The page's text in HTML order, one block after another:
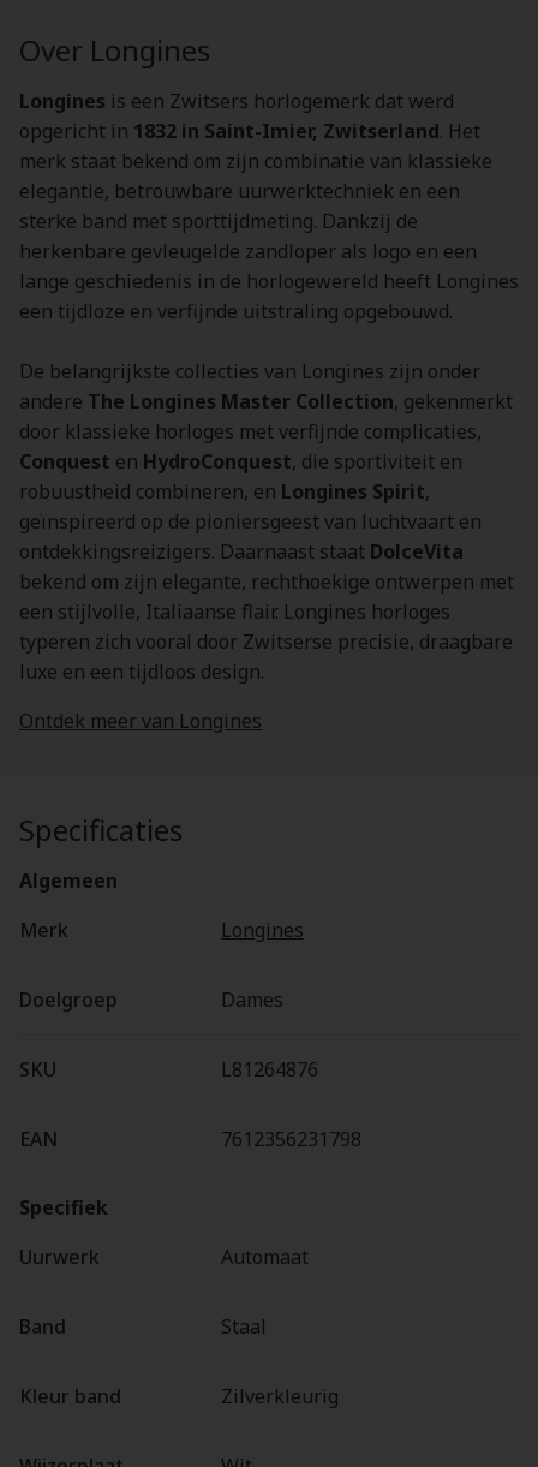
Over Longines
Longines is een Zwitsers horlogemerk dat werd
opgericht in 1832 in Saint-Imier, Zwitserland. Het
merk staat bekend om zijn combinatie van klassieke
elegantie, betrouwbare uurwerktechniek en een
sterke band met sporttijdmeting. Dankzij de
herkenbare gevleugelde zandloper als logo en een
lange geschiedenis in de horlogewereld heeft Longines
een tijdloze en verfijnde uitstraling opgebouwd.
De belangrijkste collecties van Longines zijn onder
andere The Longines Master Collection, gekenmerkt
door klassieke horloges met verfijnde complicaties,
Conquest en HydroConquest, die sportiviteit en
robuustheid combineren, en Longines Spirit,
geïnspireerd op de pioniersgeest van luchtvaart en
ontdekkingsreizigers. Daarnaast staat DolceVita
bekend om zijn elegante, rechthoekige ontwerpen met
een stijlvolle, Italiaanse flair. Longines horloges
typeren zich vooral door Zwitserse precisie, draagbare
luxe en een tijdloos design.
Ontdek meer van Longines
Specificaties
Algemeen
Merk
Longines
Doelgroep Dames
SKU L81264876
EAN 7612356231798
Specifiek
Uurwerk
Automaat
Band Staal
Kleur band Zilverkleurig